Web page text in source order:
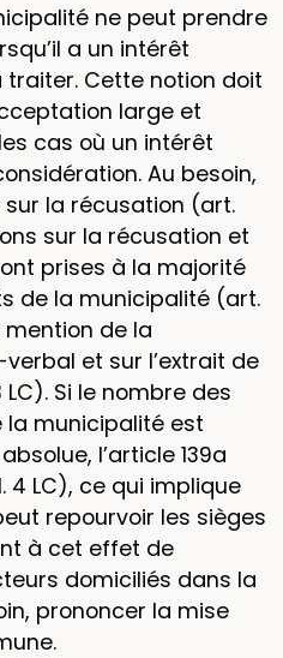
ne peut prendre
a un intérêt
traiter. Cette notion doit
large et
cas où un intérêt
Au besoin,
la récusation (art.
sur la récusation et
prises à la majorité
de la municipalité (art.
mention de la
et sur l’extrait de
Si le nombre des
municipalité est
l’article 139a
4 LC), ce qui implique
repourvoir les sièges
à cet effet de
domiciliés dans la
prononcer la mise